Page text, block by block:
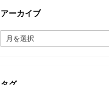
アーカイブ
ー
カ
イ